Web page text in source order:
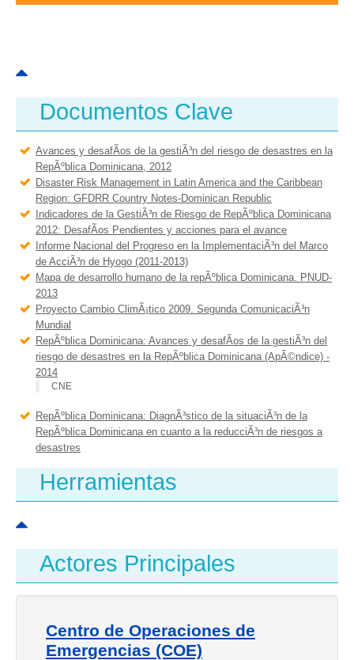
Documentos Clave
Avances y desafÃ­os de la gestiÃ³n del riesgo de desastres en la
RepÃºblica Dominicana, 2012
Disaster Risk Management in Latin America and the Caribbean
Region: GFDRR Country Notes-Dominican Republic
Indicadores de la GestiÃ³n de Riesgo de RepÃºblica Dominicana
2012: DesafÃ­os Pendientes y acciones para el avance
Informe Nacional del Progreso en la ImplementaciÃ³n del Marco
de AcciÃ³n de Hyogo (2011-2013)
Mapa de desarrollo humano de la repÃºblica Dominicana. PNUD-
2013
Proyecto Cambio ClimÃ¡tico 2009. Segunda ComunicaciÃ³n
Mundial
RepÃºblica Dominicana: Avances y desafÃ­os de la gestiÃ³n del
riesgo de desastres en la RepÃºblica Dominicana (ApÃ©ndice) -
2014
CNE
RepÃºblica Dominicana: DiagnÃ³stico de la situaciÃ³n de la
RepÃºblica Dominicana en cuanto a la reducciÃ³n de riesgos a
desastres
Herramientas
Actores Principales
Centro de Operaciones de
Emergencias (COE)